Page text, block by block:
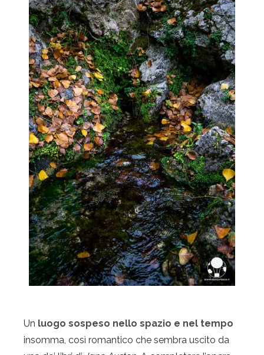
Un luogo sospeso nello spazio e nel tempo
insomma, così romantico che sembra uscito da